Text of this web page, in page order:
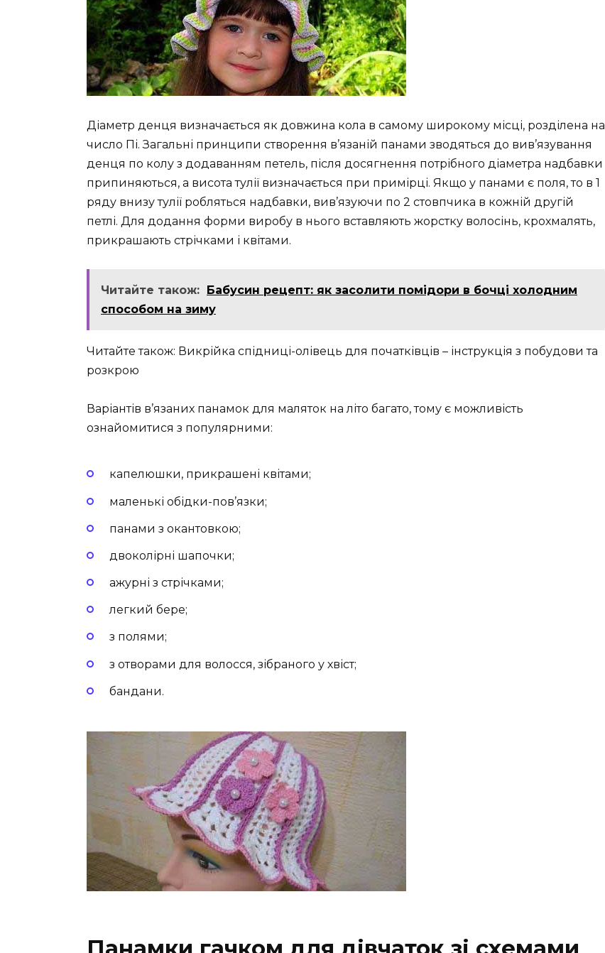
Діаметр денця визначається як довжина кола в самому широкому місці, розділена на
число Пі. Загальні принципи створення в’язаній панами зводяться до вив’язування
денця по колу з додаванням петель, після досягнення потрібного діаметра надбавки
припиняються, а висота тулії визначається при примірці. Якщо у панами є поля, то в 1
ряду внизу тулії робляться надбавки, вив’язуючи по 2 стовпчика в кожній другій
петлі. Для додання форми виробу в нього вставляють жорстку волосінь, крохмалять,
прикрашають стрічками і квітами.
Читайте також: Бабусин рецепт: як засолити помідори в бочці холодним
способом на зиму
Читайте також: Викрійка спідниці-олівець для початківців – інструкція з побудови та
розкрою
Варіантів в’язаних панамок для маляток на літо багато, тому є можливість
ознайомитися з популярними:
капелюшки, прикрашені квітами;
маленькі обідки-пов’язки;
панами з окантовкою;
двоколірні шапочки;
ажурні з стрічками;
легкий бере;
з полями;
з отворами для волосся, зібраного у хвіст;
бандани.